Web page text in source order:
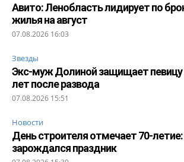
Авито: Ленобласть лидирует по
жилья на август
07.08.2026 16:03
Звезды
Экс-муж Долиной защищает певицу
лет после развода
07.08.2026 15:51
Новости
День строителя отмечает 70-летие:
зарождался праздник